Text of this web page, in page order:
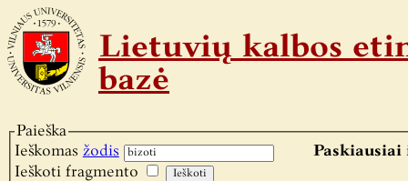
Lietuvių kalbos
bazė
Paieška
Ieškomas žodis
Ieškoti fragmento
Paskiausiai